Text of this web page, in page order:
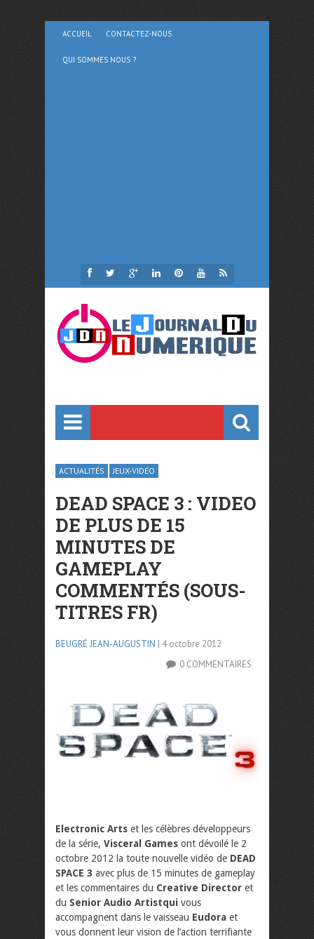
ACCUEIL CONTACTEZ-NOUS
QUI SOMMES NOUS ?
ACTUALITÉS JEUX-VIDÉO
DEAD SPACE 3 : VIDEO
DE PLUS DE 15
MINUTES DE
GAMEPLAY
COMMENTÉS (SOUS-
TITRES FR)
BEUGRÉ JEAN-AUGUSTIN | 4 octobre 2012
0 COMMENTAIRES
Electronic Arts et les célèbres développeurs
de la série, Visceral Games ont dévoilé le 2
octobre 2012 la toute nouvelle vidéo de DEAD
SPACE 3 avec plus de 15 minutes de gameplay
et les commentaires du Creative Director et
du Senior Audio Artistqui vous
accompagnent dans le vaisseau Eudora et
vous donnent leur vision de l’action terrifiante